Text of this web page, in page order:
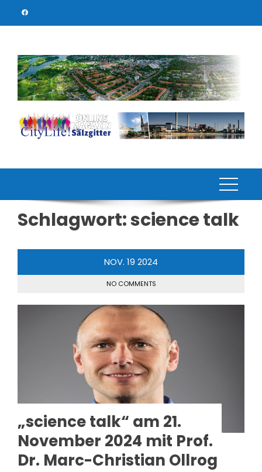
Schlagwort:science talk
NOV. 19 2024
NO COMMENTS
„science talk“ am 21.
November 2024 mit Prof.
Dr. Marc-Christian Ollrog